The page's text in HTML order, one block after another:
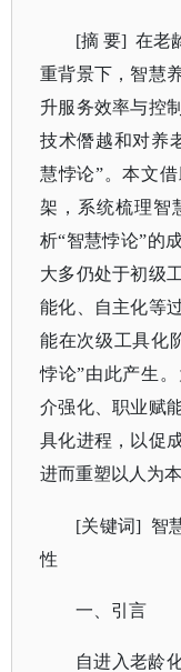
[摘 要]在老
重背景下，智慧
升服务效率与控
技术僭越和对养
慧悖论”。本文
架，系统梳理智
析“智慧悖论”的
大多仍处于初级
能化、自主化等
能在次级工具化
悖论”由此产生
介强化、职业赋
具化进程，以促
进而重塑以人为
[关键词] 智
性
一、引言
自进入老龄